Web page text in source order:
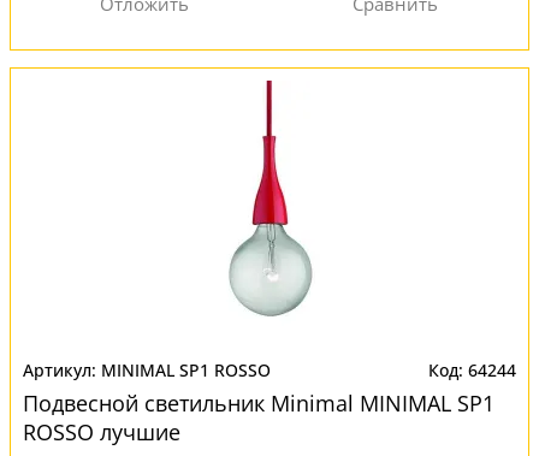
MINIMAL SP1 ROSSO 64244
Подвесной светильник Minimal MINIMAL SP1
ROSSO лучшие